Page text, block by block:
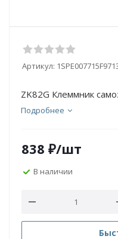
Артикул:
ZK82G Клеммник
Подробнее
838 ₽/шт
В наличии